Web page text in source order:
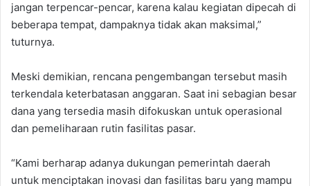
jangan terpencar-pencar, karena kalau kegiatan dipecah di
beberapa tempat, dampaknya tidak akan maksimal,”
tuturnya.
Meski demikian, rencana pengembangan tersebut masih
terkendala keterbatasan anggaran. Saat ini sebagian besar
dana yang tersedia masih difokuskan untuk operasional
dan pemeliharaan rutin fasilitas pasar.
“Kami berharap adanya dukungan pemerintah daerah
untuk menciptakan inovasi dan fasilitas baru yang mampu